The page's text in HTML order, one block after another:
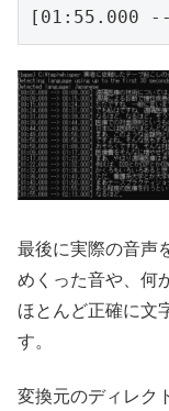
[01:55.000 --
最後に実際の音声
めくった音や、何
ほとんど正確に文
す。
変換元のディレク